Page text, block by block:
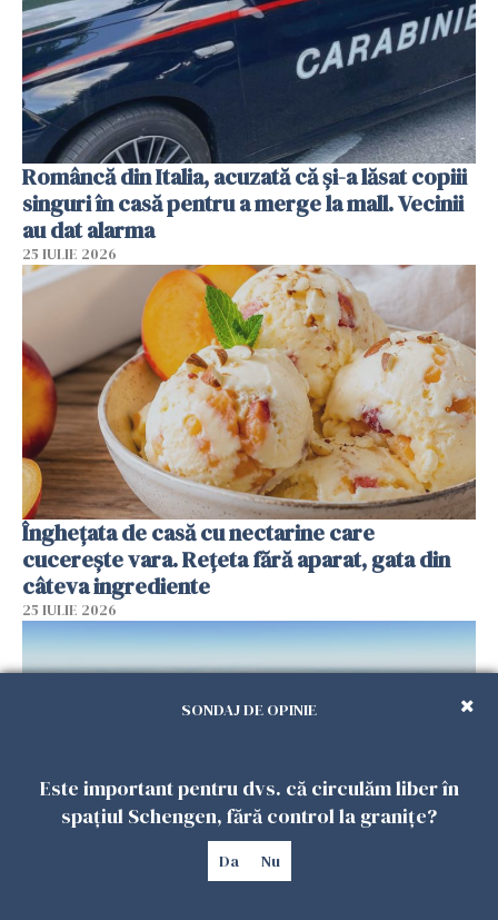
Româncă din Italia, acuzată că și-a lăsat copiii
singuri în casă pentru a merge la mall. Vecinii
au dat alarma
25 IULIE 2026
Înghețata de casă cu nectarine care
cucerește vara. Rețeta fără aparat, gata din
câteva ingrediente
25 IULIE 2026
Încă o dronă a fost doborâtă de un F-16
SONDAJ DE OPINIE
Este important pentru dvs. că circulăm liber în
spațiul Schengen, fără control la granițe?
Da Nu